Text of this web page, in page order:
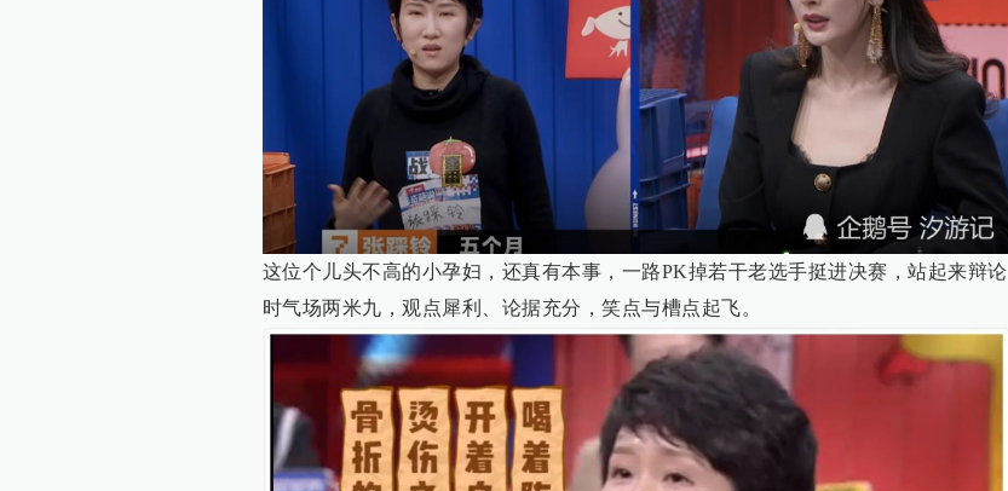
这位个儿头不高的小孕妇，还真有本事，一路PK掉若干老选手挺进决赛，站起来辩论
时气场两米九，观点犀利、论据充分，笑点与槽点起飞。